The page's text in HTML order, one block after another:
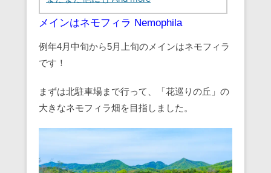
メインはネモフィラ Nemophila
例年4月中旬から5月上旬のメインはネモフィラ
です！
まずは北駐車場まで行って、「花巡りの丘」の
大きなネモフィラ畑を目指しました。